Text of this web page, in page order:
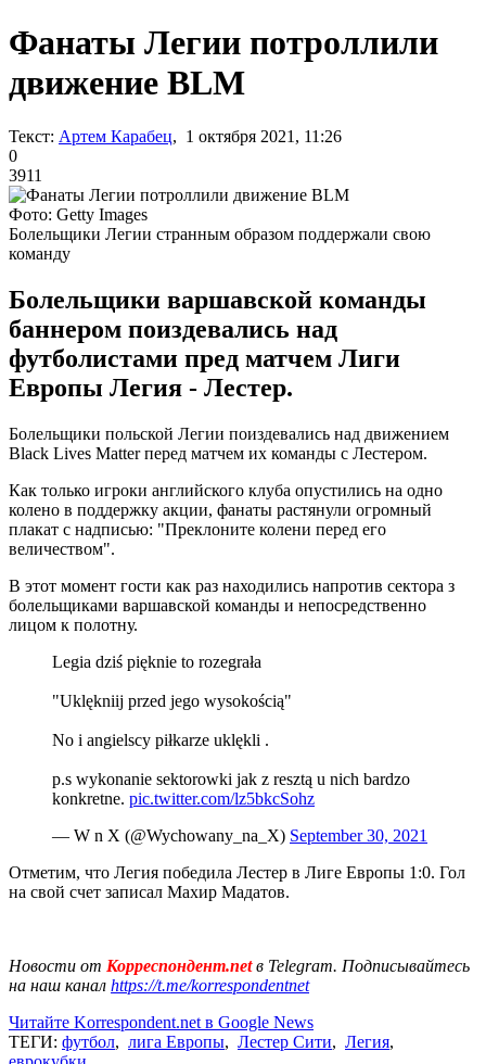
Фанаты Легии потроллили
движение BLM
Текст: Артем Карабец, 1 октября 2021, 11:26
0
3911
Фото: Getty Images
Болельщики Легии странным образом поддержали свою
команду
Болельщики варшавской команды
баннером поиздевались над
футболистами пред матчем Лиги
Европы Легия - Лестер.
Болельщики польской Легии поиздевались над движением
Black Lives Matter перед матчем их команды с Лестером.
Как только игроки английского клуба опустились на одно
колено в поддержку акции, фанаты растянули огромный
плакат с надписью: "Преклоните колени перед его
величеством".
В этот момент гости как раз находились напротив сектора з
болельщиками варшавской команды и непосредственно
лицом к полотну.
Legia dziś pięknie to rozegrała
"Uklękniij przed jego wysokością"
No i angielscy piłkarze uklękli .
p.s wykonanie sektorowki jak z resztą u nich bardzo
konkretne. pic.twitter.com/lz5bkcSohz
— W n X (@Wychowany_na_X) September 30, 2021
Отметим, что Легия победила Лестер в Лиге Европы 1:0. Гол
на свой счет записал Махир Мадатов.
Новости от Корреспондент.netв Telegram. Подписывайтесь
на наш канал https://t.me/korrespondentnet
Читайте Korrespondent.net в Google News
ТЕГИ: футбол, лига Европы, Лестер Сити, Легия,